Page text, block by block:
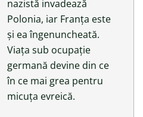
nazistă invadează
Polonia, iar Franța este
și ea îngenuncheată.
Viața sub ocupație
germană devine din ce
în ce mai grea pentru
micuța evreică.